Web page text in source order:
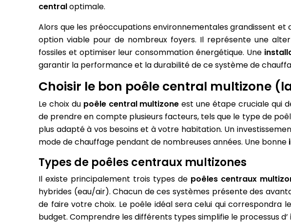
centraloptimale.
Alors que les préoccupations environnementales grandissent et
option viable pour de nombreux foyers. Il représente une
fossiles et optimiser leur consommation énergétique. Une
garantir la performance et la durabilité de ce système de
Choisir le bon poêle central multizone
Le choix du poêle central multizoneest une étape cruciale qui
de prendre en compte plusieurs facteurs, tels que le type de
plus adapté à vos besoins et à votre habitation. Un
mode de chauffage pendant de nombreuses années. Une bonne
Types de poêles centraux multizones
Il existe principalement trois types de poêles centraux
hybrides (eau/air). Chacun de ces systèmes présente des
de faire votre choix. Le poêle idéal sera celui qui
budget. Comprendre les différents types simplifie le processus d’